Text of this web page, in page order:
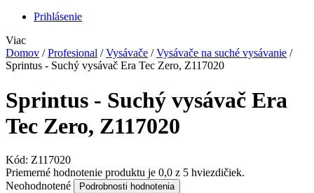
Prihlásenie
Viac
Domov / Profesional / Vysávače / Vysávače na suché vysávanie /
Sprintus - Suchý vysávač Era Tec Zero, Z117020
Sprintus - Suchý vysávač Era
Tec Zero, Z117020
Kód: Z117020
Priemerné hodnotenie produktu je 0,0 z 5 hviezdičiek.
Neohodnotené
Podrobnosti hodnotenia